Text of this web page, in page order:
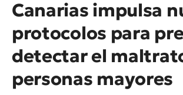
Canarias impulsa
protocolos para
detectar el
personas mayores